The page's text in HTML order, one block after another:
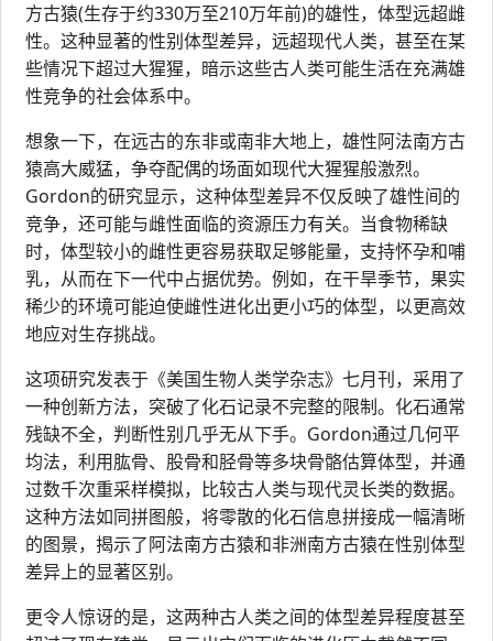
方古猿(生存于约330万至210万年前)的雄性，体型远超雌
性。这种显著的性别体型差异，远超现代人类，甚至在某
些情况下超过大猩猩，暗示这些古人类可能生活在充满雄
性竞争的社会体系中。
想象一下，在远古的东非或南非大地上，雄性阿法南方古
猿高大威猛，争夺配偶的场面如现代大猩猩般激烈。
Gordon的研究显示，这种体型差异不仅反映了雄性间的
竞争，还可能与雌性面临的资源压力有关。当食物稀缺
时，体型较小的雌性更容易获取足够能量，支持怀孕和哺
乳，从而在下一代中占据优势。例如，在干旱季节，果实
稀少的环境可能迫使雌性进化出更小巧的体型，以更高效
地应对生存挑战。
这项研究发表于《美国生物人类学杂志》七月刊，采用了
一种创新方法，突破了化石记录不完整的限制。化石通常
残缺不全，判断性别几乎无从下手。Gordon通过几何平
均法，利用肱骨、股骨和胫骨等多块骨骼估算体型，并通
过数千次重采样模拟，比较古人类与现代灵长类的数据。
这种方法如同拼图般，将零散的化石信息拼接成一幅清晰
的图景，揭示了阿法南方古猿和非洲南方古猿在性别体型
差异上的显著区别。
更令人惊讶的是，这两种古人类之间的体型差异程度甚至